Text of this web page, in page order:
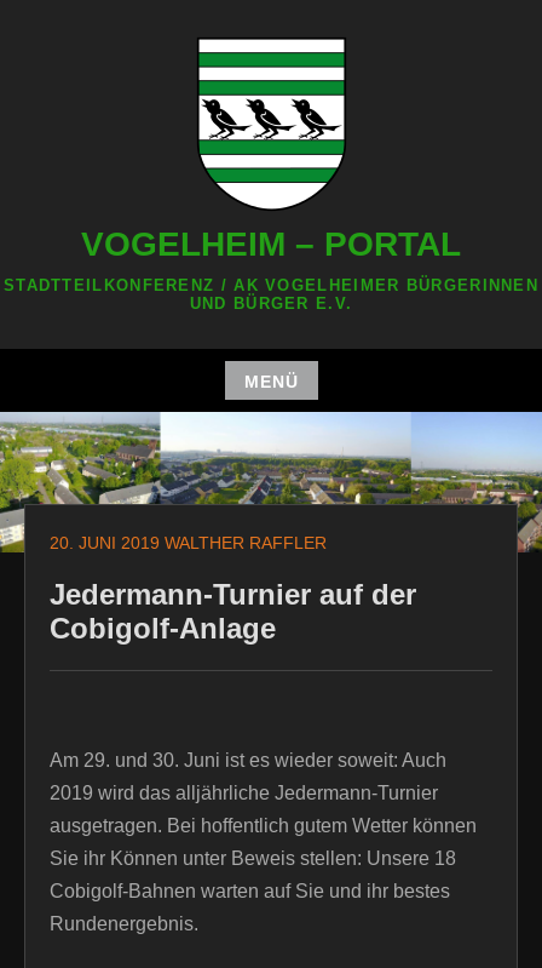
VOGELHEIM – PORTAL
STADTTEILKONFERENZ / AK VOGELHEIMER BÜRGERINNEN
UND BÜRGER E.V.
MENÜ
Zum
Inhalt
springen
20. JUNI 2019 WALTHER RAFFLER
Jedermann-Turnier auf der
Cobigolf-Anlage
Am 29. und 30. Juni ist es wieder soweit: Auch
2019 wird das alljährliche Jedermann-Turnier
ausgetragen. Bei hoffentlich gutem Wetter können
Sie ihr Können unter Beweis stellen: Unsere 18
Cobigolf-Bahnen warten auf Sie und ihr bestes
Rundenergebnis.